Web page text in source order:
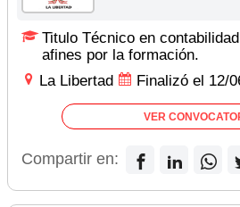
Titulo Técnico en
afines por la formación.
La Libertad
Finalizó el 12/
VER
Compartir en: